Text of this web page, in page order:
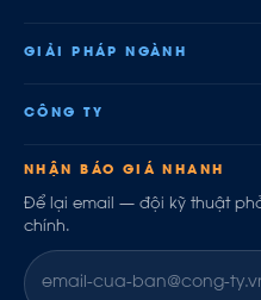
GIẢI PHÁP NGÀNH
CÔNG TY
NHẬN BÁO GIÁ NHANH
Để lại email — đội kỹ thuật
chính.